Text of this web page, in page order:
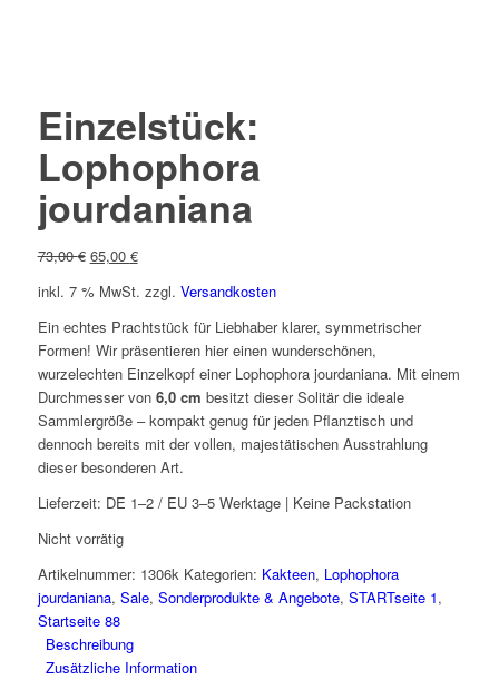
Einzelstück:
Lophophora
jourdaniana
73,00€ Ursprünglicher
war:
73,00 €
65,00 €Aktueller
ist:
65,00 €.
inkl. 7 % MwSt. zzgl. Versandkosten
Ein echtes Prachtstück für Liebhaber klarer, symmetrischer
Formen! Wir präsentieren hier einen wunderschönen,
wurzelechten Einzelkopf einer Lophophora jourdaniana. Mit einem
Durchmesser von 6,0 cm besitzt dieser Solitär die ideale
Sammlergröße – kompakt genug für jeden Pflanztisch und
dennoch bereits mit der vollen, majestätischen Ausstrahlung
dieser besonderen Art.
Lieferzeit: DE 1–2 / EU 3–5 Werktage | Keine Packstation
Nicht vorrätig
Artikelnummer: 1306k Kategorien: Kakteen, Lophophora
jourdaniana, Sale, Sonderprodukte & Angebote, STARTseite 1,
Startseite 88
Beschreibung
Zusätzliche Information